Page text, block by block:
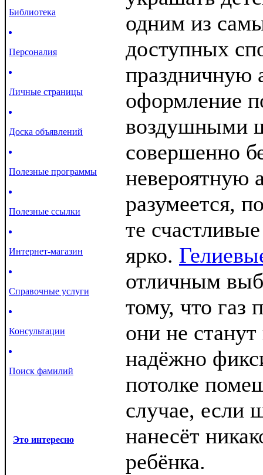
Библиотека
Персоналия
Личные страницы
Доска объявлений
Полезные программы
Полезные ссылки
Интернет-магазин
Справочные услуги
Консультации
Поиск фамилий
Это интересно
одним из
доступных
праздничную
оформление
воздушными
совершенно
невероятную
разумеется,
те
ярко.
отличным
тому, что газ
они не
надёжно
потолке
случае, если
нанесёт
ребёнка.